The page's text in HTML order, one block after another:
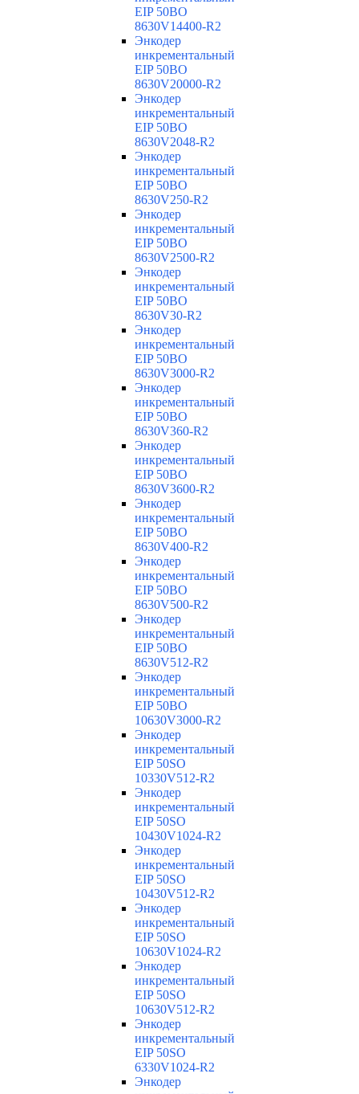
EIP 50BO
8630V14400-R2
Энкодер
инкрементальный
EIP 50BO
8630V20000-R2
Энкодер
инкрементальный
EIP 50BO
8630V2048-R2
Энкодер
инкрементальный
EIP 50BO
8630V250-R2
Энкодер
инкрементальный
EIP 50BO
8630V2500-R2
Энкодер
инкрементальный
EIP 50BO
8630V30-R2
Энкодер
инкрементальный
EIP 50BO
8630V3000-R2
Энкодер
инкрементальный
EIP 50BO
8630V360-R2
Энкодер
инкрементальный
EIP 50BO
8630V3600-R2
Энкодер
инкрементальный
EIP 50BO
8630V400-R2
Энкодер
инкрементальный
EIP 50BO
8630V500-R2
Энкодер
инкрементальный
EIP 50BO
8630V512-R2
Энкодер
инкрементальный
EIP 50BO
10630V3000-R2
Энкодер
инкрементальный
EIP 50SO
10330V512-R2
Энкодер
инкрементальный
EIP 50SO
10430V1024-R2
Энкодер
инкрементальный
EIP 50SO
10430V512-R2
Энкодер
инкрементальный
EIP 50SO
10630V1024-R2
Энкодер
инкрементальный
EIP 50SO
10630V512-R2
Энкодер
инкрементальный
EIP 50SO
6330V1024-R2
Энкодер